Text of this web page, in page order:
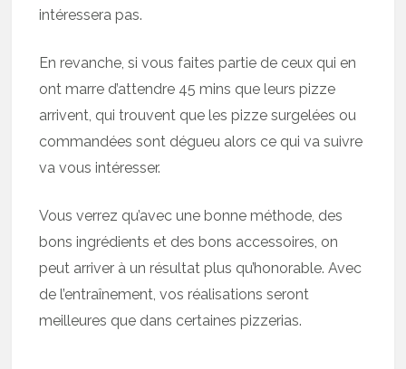
intéressera pas.
En revanche, si vous faites partie de ceux qui en
ont marre d’attendre 45 mins que leurs pizze
arrivent, qui trouvent que les pizze surgelées ou
commandées sont dégueu alors ce qui va suivre
va vous intéresser.
Vous verrez qu’avec une bonne méthode, des
bons ingrédients et des bons accessoires, on
peut arriver à un résultat plus qu’honorable. Avec
de l’entraînement, vos réalisations seront
meilleures que dans certaines pizzerias.